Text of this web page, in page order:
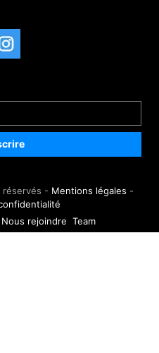
- Mentions légales -
Nous rejoindre Team